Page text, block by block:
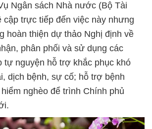
Ngân sách Nhà nước (Bộ Tài
cập trực tiếp đến việc này nhưng
hoàn thiện dự thảo Nghị định về
phân phối và sử dụng các
tự nguyện hỗ trợ khắc phục khó
dịch bệnh, sự cố; hỗ trợ bệnh
nghèo để trình Chính phủ